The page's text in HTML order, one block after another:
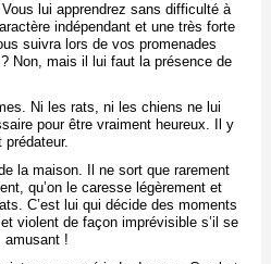
lui apprendrez sans difficulté à
indépendant et une très forte
suivra lors de vos promenades
Non, mais il lui faut la présence de
Ni les rats, ni les chiens ne lui
pour être vraiment heureux. Il y
la maison. Il ne sort que rarement
qu’on le caresse légèrement et
C’est lui qui décide des moments
violent de façon imprévisible s’il se
amusant !